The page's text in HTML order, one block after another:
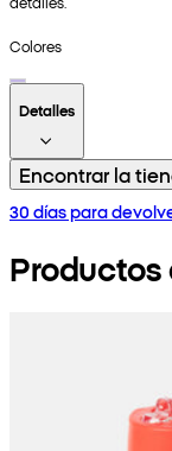
Colores
Detalles
Encontrar la
30 días para